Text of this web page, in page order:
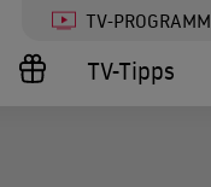
TV-PROGRAMM
TV-Tipps